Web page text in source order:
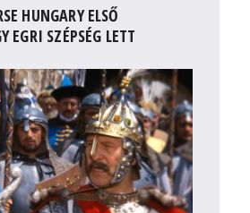
HUNGARY ELSŐ
EGRI SZÉPSÉG LETT